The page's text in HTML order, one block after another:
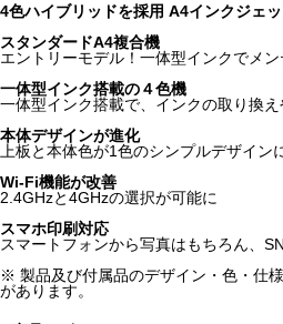
4色ハイブリッドを採用 A4インクジェ
スタンダードA4複合機
エントリーモデル！一体型インクでメ
一体型インク搭載の４色機
一体型インク搭載で、インクの取り換
本体デザインが進化
上板と本体色が1色のシンプルデザイン
Wi-Fi機能が改善
2.4GHzと4GHzの選択が可能に
スマホ印刷対応
スマートフォンから写真はもちろん、
※ 製品及び付属品のデザイン・色・仕
があります。